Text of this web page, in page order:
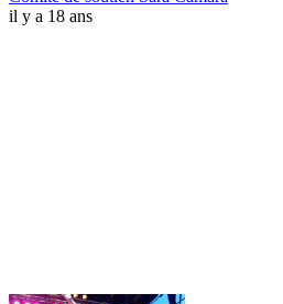
il y a 18 ans